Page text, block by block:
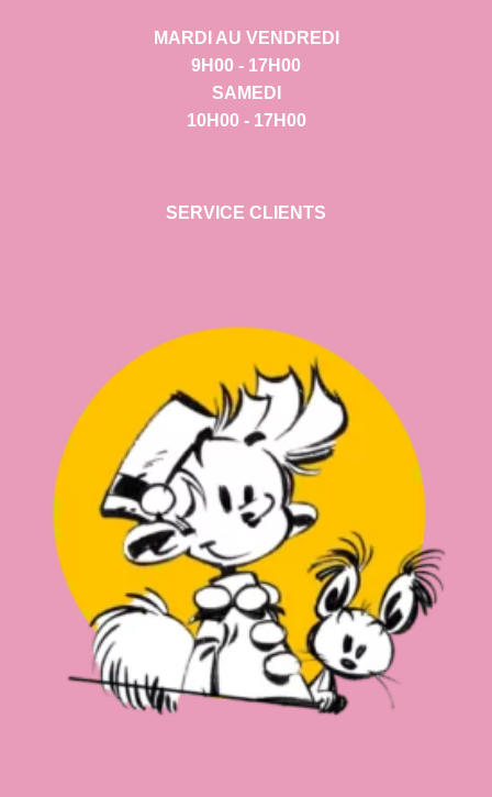
MARDI AU VENDREDI
9H00 - 17H00
SAMEDI
10H00 - 17H00
SERVICE CLIENTS